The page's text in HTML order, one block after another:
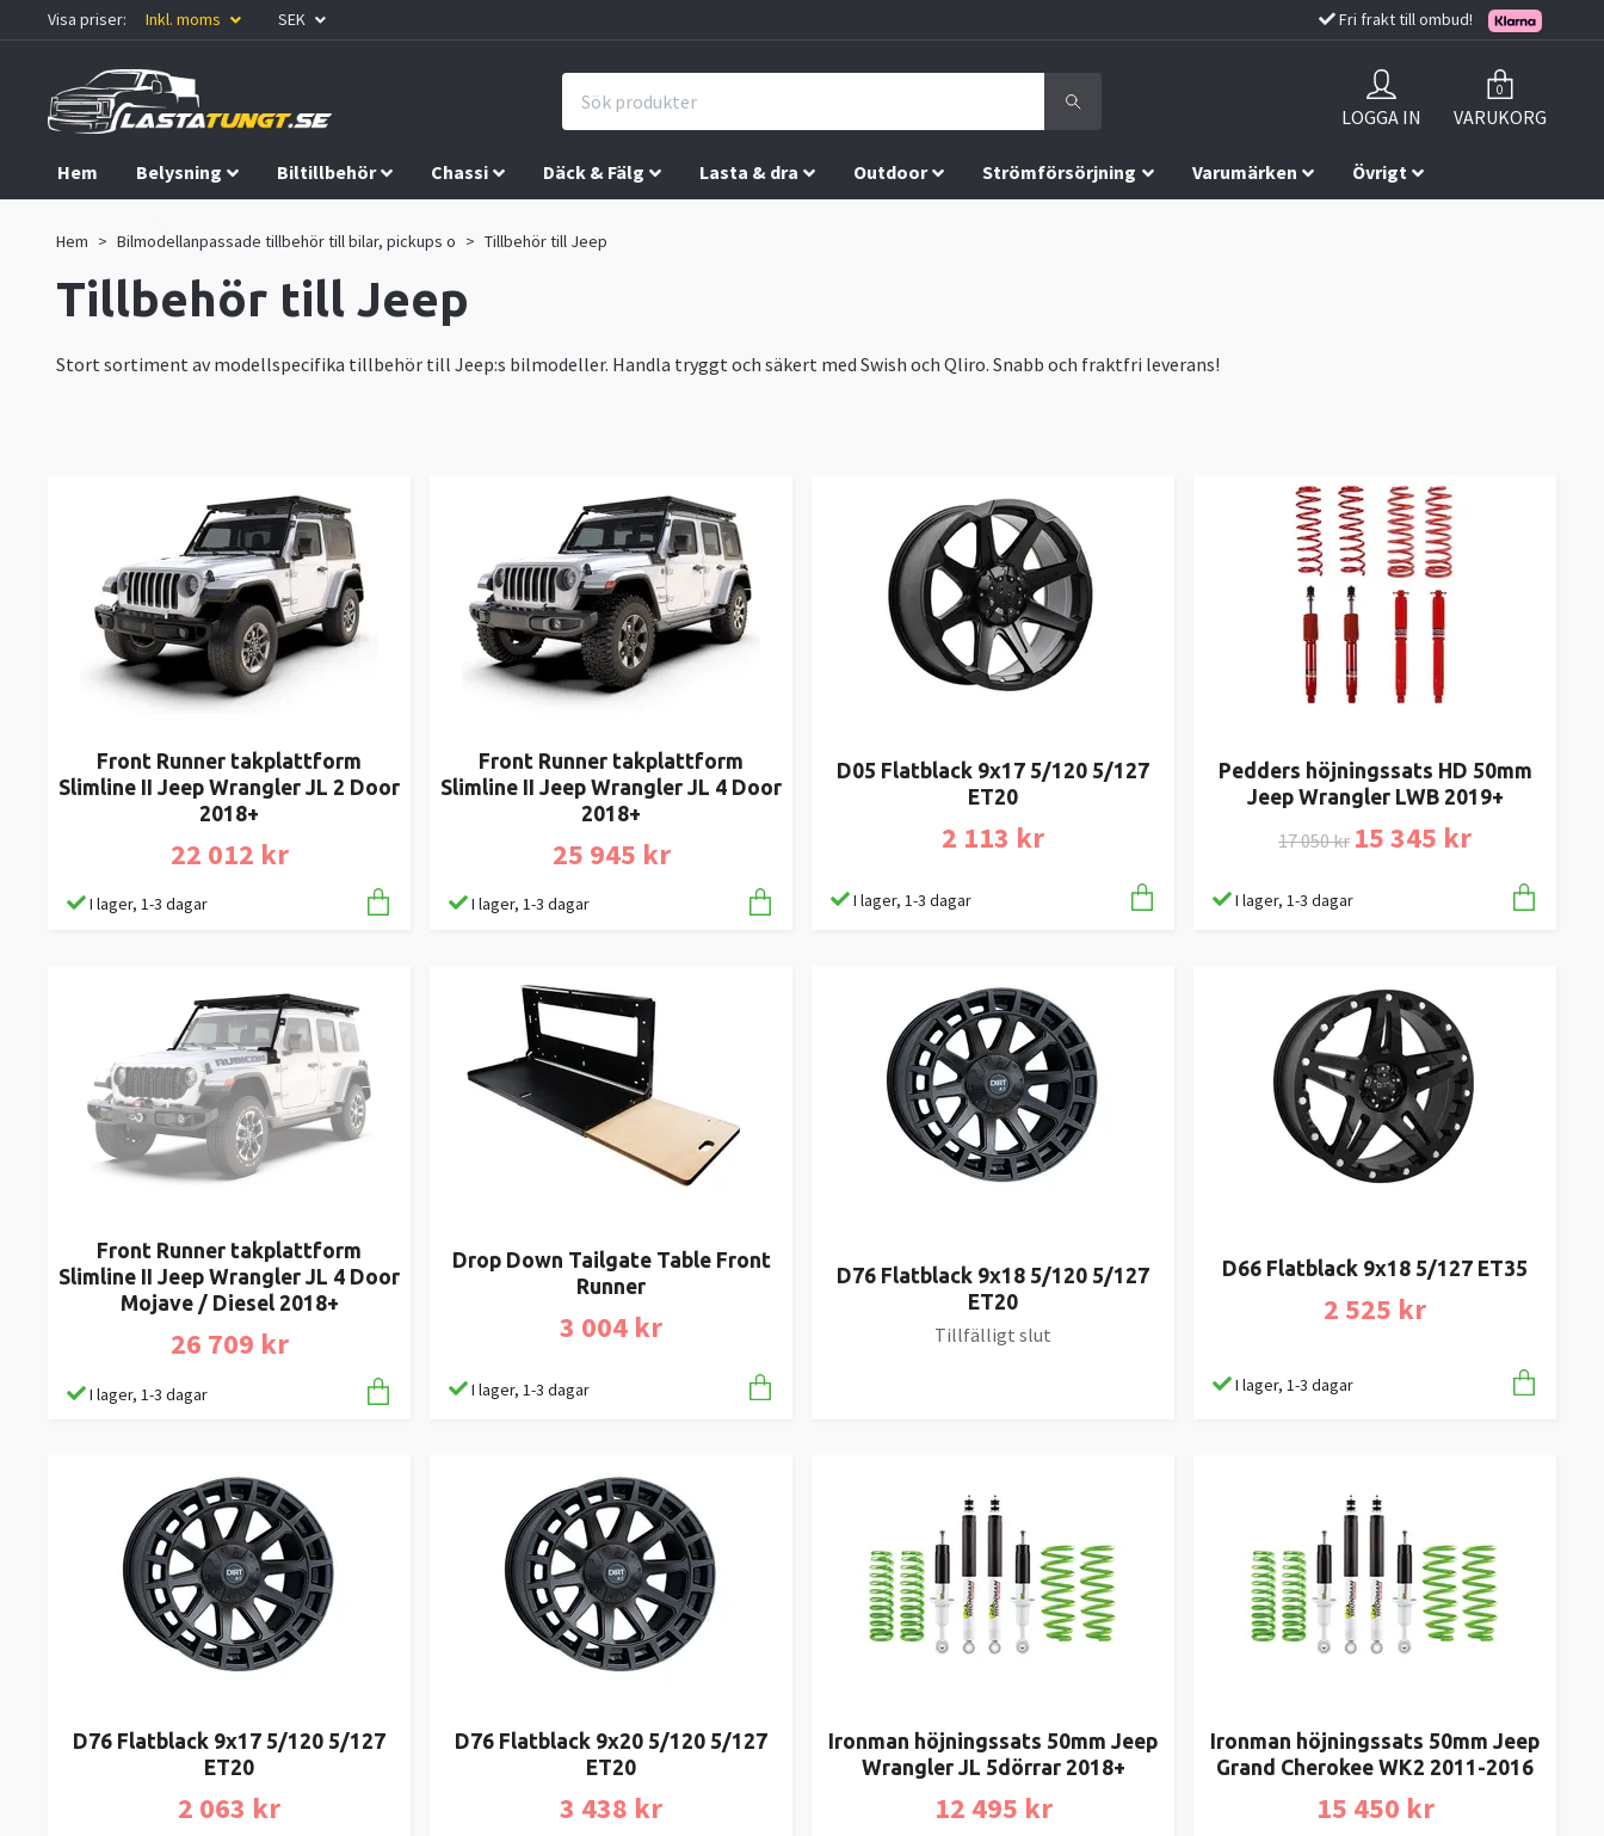
Visa priser: Inkl. moms SEK Fri frakt till ombud!
LOGGA IN
0
VARUKORG
Hem Belysning Biltillbehör Chassi Däck & Fälg Lasta & dra Outdoor Strömförsörjning Varumärken Övrigt
Hem Bilmodellanpassade tillbehör till bilar, pickups o Tillbehör till Jeep
Tillbehör till Jeep
Stort sortiment av modellspecifika tillbehör till Jeep:s bilmodeller. Handla tryggt och säkert med Swish och Qliro. Snabb och fraktfri leverans!
Front Runner takplattform
Slimline II Jeep Wrangler JL 2 Door
2018+
22 012 kr
I lager, 1-3 dagar
Front Runner takplattform
Slimline II Jeep Wrangler JL 4 Door
2018+
25 945 kr
I lager, 1-3 dagar
D05 Flatblack 9x17 5/120 5/127
ET20
2 113 kr
I lager, 1-3 dagar
Pedders höjningssats HD 50mm
Jeep Wrangler LWB 2019+
17 050 kr 15 345 kr
I lager, 1-3 dagar
Front Runner takplattform
Slimline II Jeep Wrangler JL 4 Door
Mojave / Diesel 2018+
26 709 kr
I lager, 1-3 dagar
Drop Down Tailgate Table Front
Runner
3 004 kr
I lager, 1-3 dagar
D76 Flatblack 9x18 5/120 5/127
ET20
Tillfälligt slut
D66 Flatblack 9x18 5/127 ET35
2 525 kr
I lager, 1-3 dagar
D76 Flatblack 9x17 5/120 5/127
ET20
2 063 kr
D76 Flatblack 9x20 5/120 5/127
ET20
3 438 kr
Ironman höjningssats 50mm Jeep
Wrangler JL 5dörrar 2018+
12 495 kr
Ironman höjningssats 50mm Jeep
Grand Cherokee WK2 2011-2016
15 450 kr